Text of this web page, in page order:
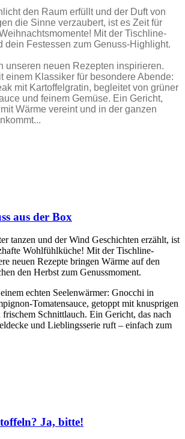
den Raum erfüllt und der Duft von
die Sinne verzaubert, ist es Zeit für
Mit der Tischline-
dein Festessen zum Genuss-Highlight.
unseren neuen Rezepten inspirieren.
einem Klassiker für besondere Abende:
mit Kartoffelgratin, begleitet von grüner
und feinem Gemüse. Ein Gericht,
Wärme vereint und in der ganzen
aus der Box
tanzen und der Wind Geschichten erzählt, ist
Wohlfühlküche! Mit der Tischline-
neuen Rezepte bringen Wärme auf den
den Herbst zum Genussmoment.
echten Seelenwärmer: Gnocchi in
Tomatensauce, getoppt mit knusprigen
frischem Schnittlauch. Ein Gericht, das nach
und Lieblingsserie ruft – einfach zum
Ja, bitte!